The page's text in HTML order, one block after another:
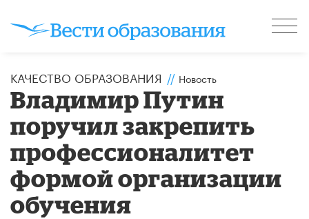
КАЧЕСТВО ОБРАЗОВАНИЯ // Новость
Владимир Путин
поручил закрепить
профессионалитет
формой организации
обучения